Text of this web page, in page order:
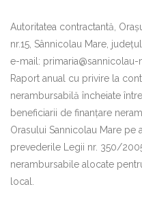
Autoritatea contractantă,
nr.15, Sânnicolau Mare,
e-mail: primaria@sannicolau-
Raport anual cu privire la
nerambursabilă încheiate
beneficiarii de finanțare
Orasului Sannicolau Mare
prevederile Legii nr. 350/
nerambursabile alocate
local.